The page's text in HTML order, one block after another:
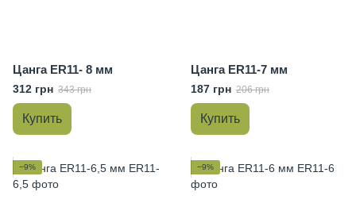
Цанга ER11- 8 мм
312 грн 343 грн
Купить
Цанга ER11-7 мм
187 грн 206 грн
Купить
−9% −9%